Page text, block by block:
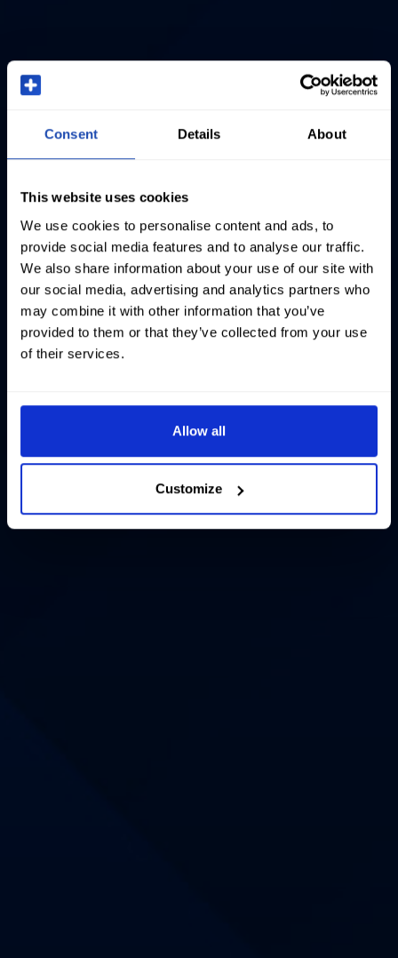
Consent Details About
This website uses cookies
We use cookies to personalise content and ads, to
provide social media features and to analyse our traffic.
We also share information about your use of our site with
our social media, advertising and analytics partners who
may combine it with other information that you’ve
provided to them or that they’ve collected from your use
of their services.
Allow all
Customize